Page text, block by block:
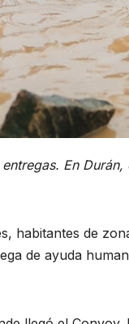
En
habitantes de
de ayuda